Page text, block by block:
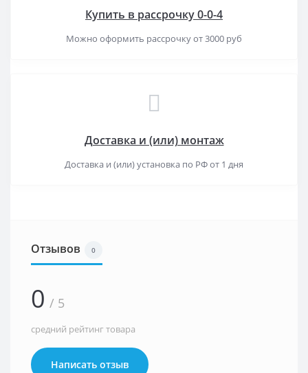
Купить в рассрочку 0-0-4
Можно оформить рассрочку от 3000 руб
Доставка и (или) монтаж
Доставка и (или) установка по РФ от 1 дня
Отзывов 0
0 / 5
средний рейтинг товара
Написать отзыв